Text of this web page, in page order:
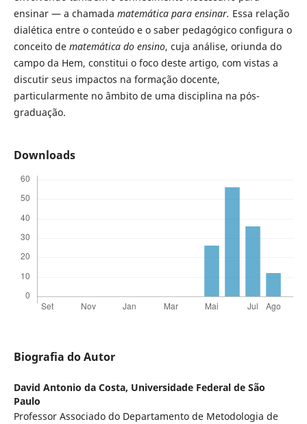
ensinar — a chamada matemática para ensinar. Essa relação
dialética entre o conteúdo e o saber pedagógico configura o
conceito de matemática do ensino, cuja análise, oriunda do
campo da Hem, constitui o foco deste artigo, com vistas a
discutir seus impactos na formação docente,
particularmente no âmbito de uma disciplina na pós-
graduação.
Downloads
Biografia do Autor
David Antonio da Costa, Universidade Federal de São
Paulo
Professor Associado do Departamento de Metodologia de